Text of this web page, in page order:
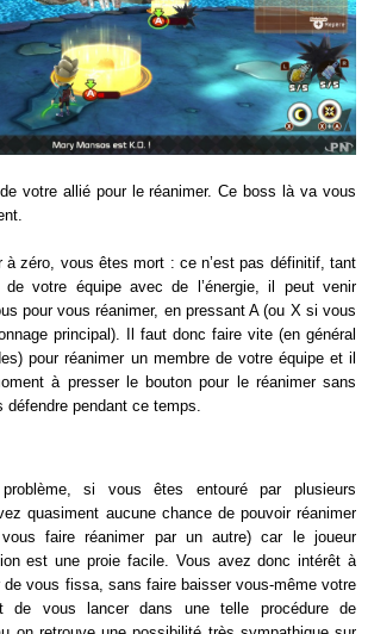
votre allié pour le réanimer. Ce boss là va vous
à zéro, vous êtes mort : ce n’est pas définitif, tant
votre équipe avec de l’énergie, il peut venir
pour vous réanimer, en pressant A (ou X si vous
principal). Il faut donc faire vite (en général
pour réanimer un membre de votre équipe et il
à presser le bouton pour le réanimer sans
défendre pendant ce temps.
si vous êtes entouré par plusieurs
quasiment aucune chance de pouvoir réanimer
faire réanimer par un autre) car le joueur
est une proie facile. Vous avez donc intérêt à
de vous fissa, sans faire baisser vous-même votre
de vous lancer dans une telle procédure de